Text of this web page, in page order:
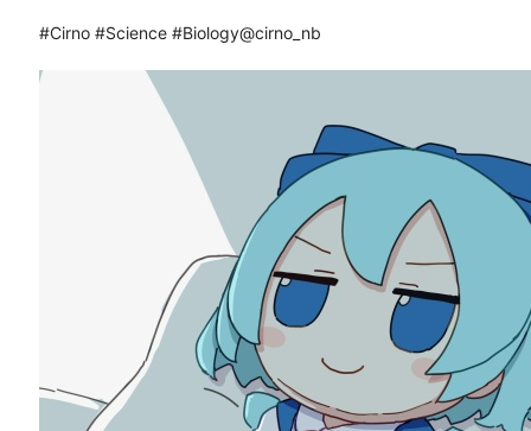
#Cirno #Science #Biology@cirno_nb